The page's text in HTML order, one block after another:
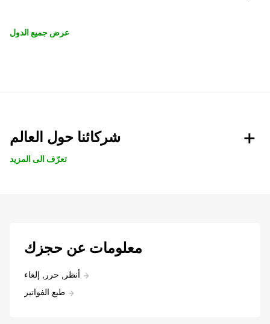
عرض جميع الدول
شركائنا حول العالم
تعرّف الى المزيد
معلومات عن حجزك
أنظر, حرر, إلغاء
طبع الفواتير